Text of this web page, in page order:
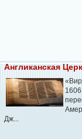
Англиканская
Дж...